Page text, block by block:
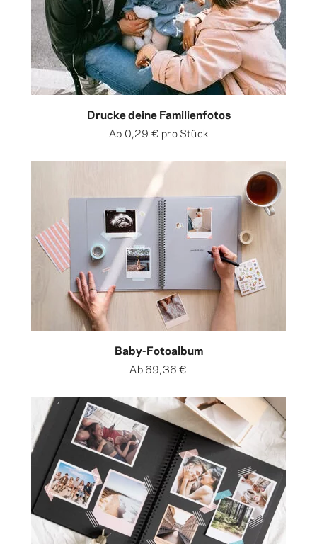
Drucke deine Familienfotos
Ab 0,29 € pro Stück
Baby-Fotoalbum
Ab69,36 €